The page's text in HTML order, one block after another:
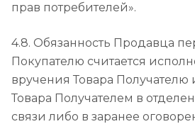
прав потребителей».
4.8. Обязанность Продавца
Покупателю считается
вручения Товара Получателю
Товара Получателем в
связи либо в заранее